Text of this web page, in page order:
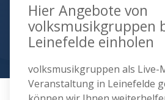
Hier Angebote von
volksmusikgruppen
Leinefelde einholen
volksmusikgruppen als Live-
Veranstaltung in Leinefelde